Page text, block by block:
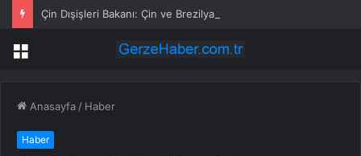
Menü
Anasayfa / Haber
Haber